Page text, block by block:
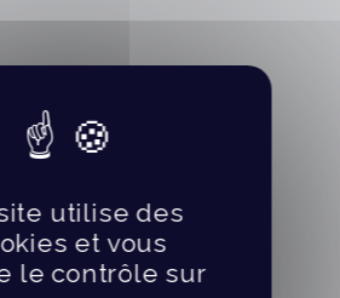
utilise des
et vous
le contrôle sur